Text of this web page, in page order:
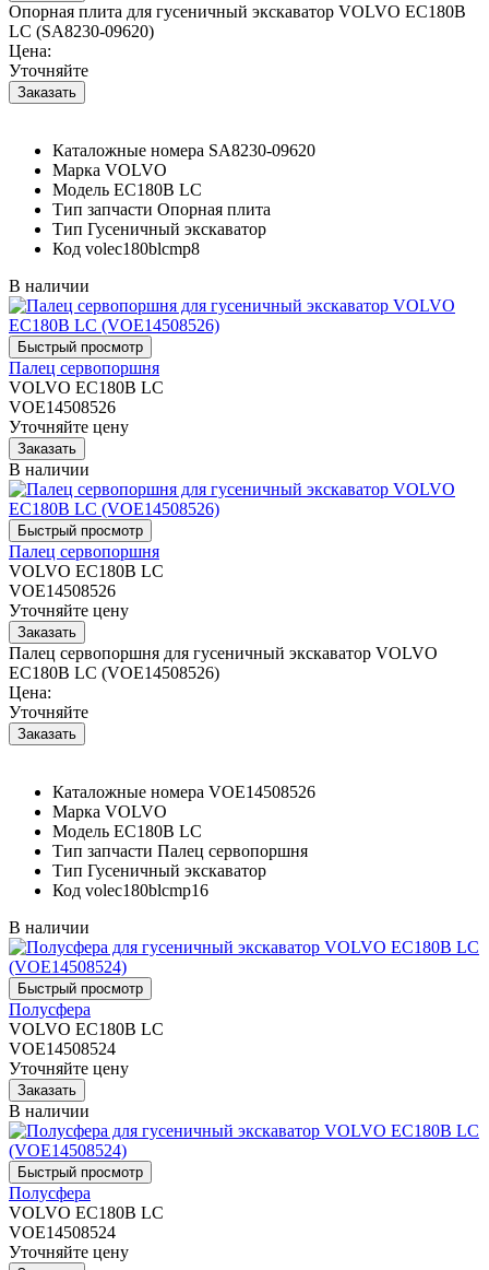
Опорная плита для гусеничный экскаватор VOLVO EC180B
LC (SA8230-09620)
Цена:
Уточняйте
Каталожные номера SA8230-09620
Марка VOLVO
Модель EC180B LC
Тип запчасти Опорная плита
Тип Гусеничный экскаватор
Код volec180blcmp8
В наличии
Палец сервопоршня
VOLVO EC180B LC
VOE14508526
Уточняйте цену
В наличии
Палец сервопоршня
VOLVO EC180B LC
VOE14508526
Уточняйте цену
Палец сервопоршня для гусеничный экскаватор VOLVO
EC180B LC (VOE14508526)
Цена:
Уточняйте
Каталожные номера VOE14508526
Марка VOLVO
Модель EC180B LC
Тип запчасти Палец сервопоршня
Тип Гусеничный экскаватор
Код volec180blcmp16
В наличии
Полусфера
VOLVO EC180B LC
VOE14508524
Уточняйте цену
В наличии
Полусфера
VOLVO EC180B LC
VOE14508524
Уточняйте цену